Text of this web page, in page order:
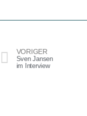
VORIGER
Sven Jansen
im Interview